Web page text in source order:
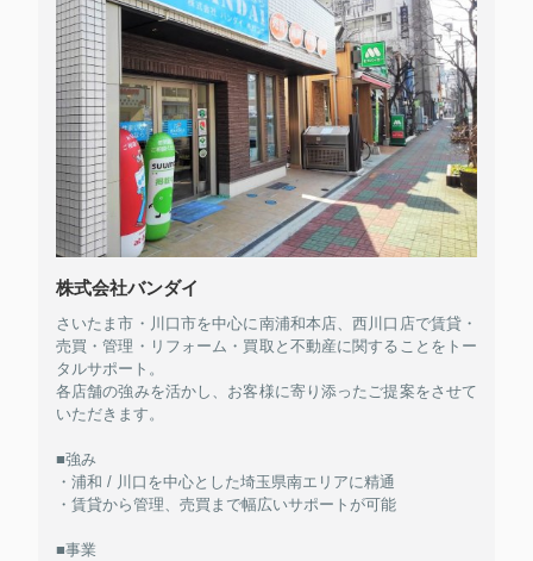
株式会社バンダイ
さいたま市・川口市を中心に南浦和本店、西川口店で賃貸・
売買・管理・リフォーム・買取と不動産に関することをトー
タルサポート。
各店舗の強みを活かし、お客様に寄り添ったご提案をさせて
いただきます。
■強み
・浦和 / 川口を中心とした埼玉県南エリアに精通
・賃貸から管理、売買まで幅広いサポートが可能
■事業